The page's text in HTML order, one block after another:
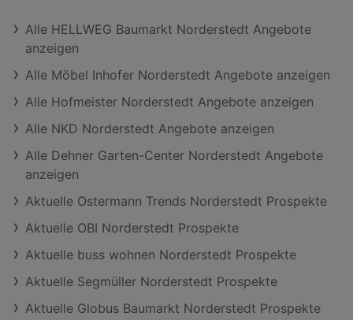
Alle HELLWEG Baumarkt Norderstedt Angebote
anzeigen
Alle Möbel Inhofer Norderstedt Angebote anzeigen
Alle Hofmeister Norderstedt Angebote anzeigen
Alle NKD Norderstedt Angebote anzeigen
Alle Dehner Garten-Center Norderstedt Angebote
anzeigen
Aktuelle Ostermann Trends Norderstedt Prospekte
Aktuelle OBI Norderstedt Prospekte
Aktuelle buss wohnen Norderstedt Prospekte
Aktuelle Segmüller Norderstedt Prospekte
Aktuelle Globus Baumarkt Norderstedt Prospekte